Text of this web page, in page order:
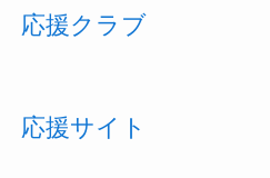
応援クラブ
応援サイト